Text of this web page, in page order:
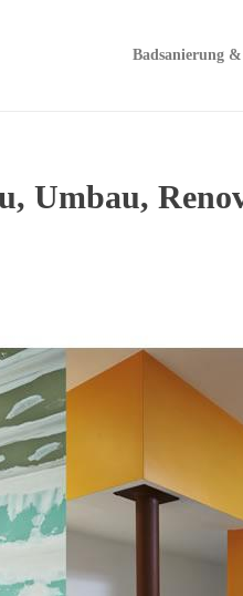
Badsanierung
Umbau,